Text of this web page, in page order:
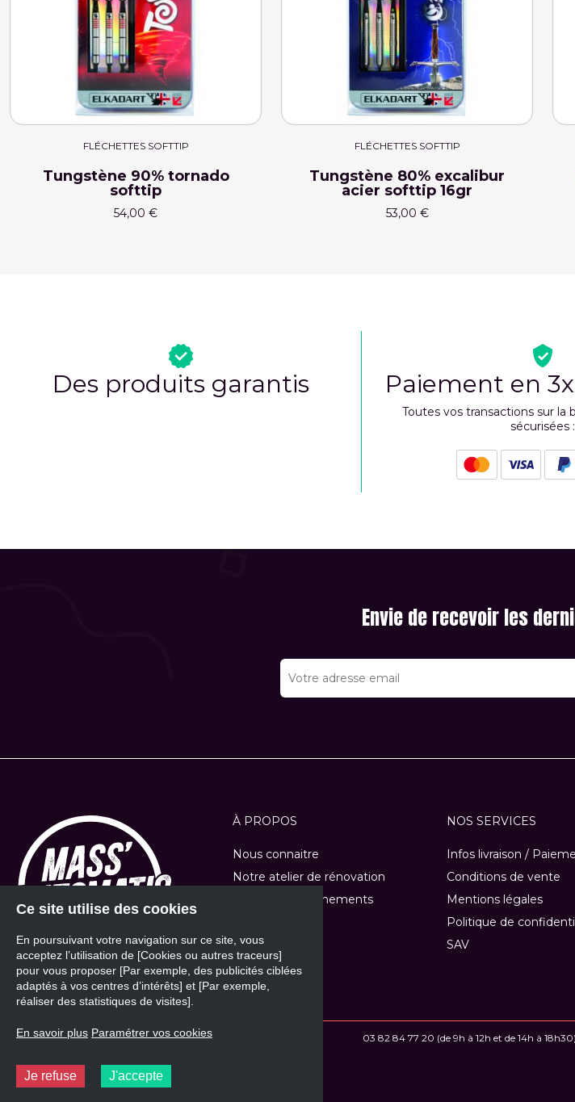
FLÉCHETTES SOFTTIP
Tungstène 90% tornado
softtip
54,00 €
FLÉCHETTES SOFTTIP
Tungstène 80% excalibur
acier softtip 16gr
53,00 €
Des produits garantis Paiement en
Toutes vos transactions sur la
sécurisées :
Envie de recevoir les
À PROPOS
Nous connaitre
Notre atelier de rénovation
Location et événements
Nos marques
NOS SERVICES
Infos livraison /
Conditions de vente
Mentions légales
Politique de
SAV
© 2026 - Mass'Automatic 03 82 84 77 20 (de 9h à 12h et de 14h à
Ce site utilise des cookies
En poursuivant votre navigation sur ce site, vous
acceptez l’utilisation de [Cookies ou autres traceurs]
pour vous proposer [Par exemple, des publicités ciblées
adaptés à vos centres d’intérêts] et [Par exemple,
réaliser des statistiques de visites].
En savoir plus Paramétrer vos cookies
Je refuse J'accepte